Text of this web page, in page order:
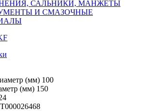
САЛЬНИКИ, МАНЖЕТЫ
И СМАЗОЧНЫЕ
(мм) 100
(мм) 150